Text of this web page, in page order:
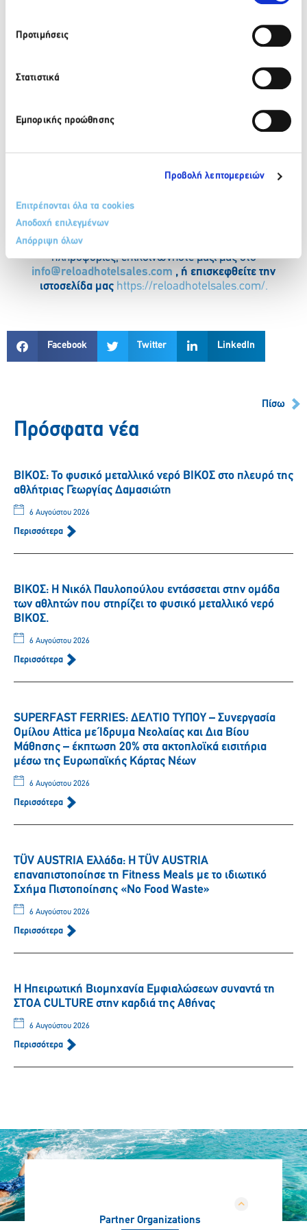
Προτιμήσεις
Στατιστικά
Εμπορικής προώθησης
Προβολή λεπτομερειών
Επιτρέπονται όλα τα cookies
Αποδοχή επιλεγμένων
Απόρριψη όλων
μάρκετινγκ, τις ενημερώσεις του κλάδου και τις τάσεις.
Για ερωτήσεις μέσων ενημέρωσης ή περισσότερες
πληροφορίες, επικοινωνήστε μαζί μας στο
info@reloadhotelsales.com , ή επισκεφθείτε την
ιστοσελίδα μας https://reloadhotelsales.com/.
Facebook Twitter LinkedIn
Πίσω
Πρόσφατα νέα
ΒΙΚΟΣ: Το φυσικό μεταλλικό νερό ΒΙΚΟΣ στο πλευρό της
αθλήτριας Γεωργίας Δαμασιώτη
6 Αυγούστου 2026
Περισσότερα
ΒΙΚΟΣ: Η Νικόλ Παυλοπούλου εντάσσεται στην ομάδα
των αθλητών που στηρίζει το φυσικό μεταλλικό νερό
ΒΙΚΟΣ.
6 Αυγούστου 2026
Περισσότερα
SUPERFAST FERRIES: ΔΕΛΤΙΟ ΤΥΠΟΥ – Συνεργασία
Ομίλου Attica με Ίδρυμα Νεολαίας και Δια Βίου
Μάθησης – έκπτωση 20% στα ακτοπλοϊκά εισιτήρια
μέσω της Ευρωπαϊκής Κάρτας Νέων
6 Αυγούστου 2026
Περισσότερα
TÜV AUSTRIA Ελλάδα: Η TÜV AUSTRIA
επαναπιστοποίησε τη Fitness Meals με το ιδιωτικό
Σχήμα Πιστοποίησης «No Food Waste»
6 Αυγούστου 2026
Περισσότερα
Η Ηπειρωτική Βιομηχανία Εμφιαλώσεων συναντά τη
ΣΤΟΑ CULTURE στην καρδιά της Αθήνας
6 Αυγούστου 2026
Περισσότερα
Partner Organizations